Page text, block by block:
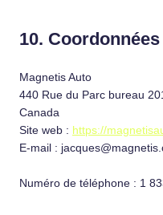
10. Coordonnées
Magnetis Auto
440 Rue du Parc bureau
Canada
Site web : https://
E-mail : jacques@
Numéro de téléphone : 1